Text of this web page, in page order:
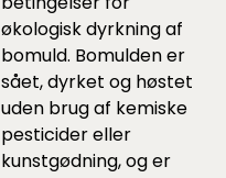
økologisk dyrkning af
bomuld. Bomulden er
sået, dyrket og høstet
uden brug af kemiske
pesticider eller
kunstgødning, og er